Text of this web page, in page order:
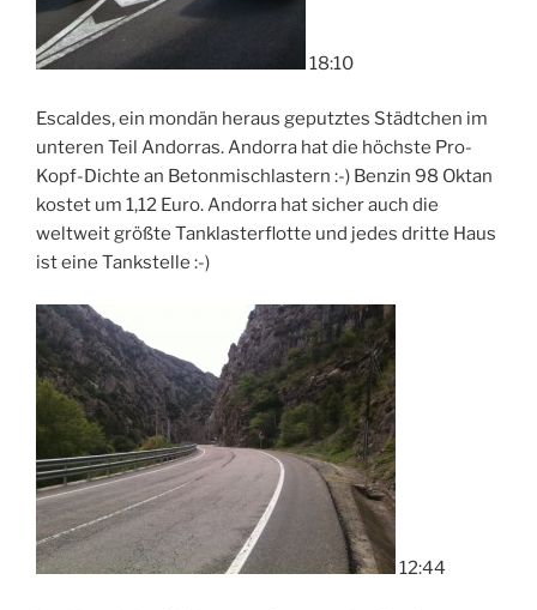
18:10
Escaldes, ein mondän heraus geputztes Städtchen im
unteren Teil Andorras. Andorra hat die höchste Pro-
Kopf-Dichte an Betonmischlastern :-) Benzin 98 Oktan
kostet um 1,12 Euro. Andorra hat sicher auch die
weltweit größte Tanklasterflotte und jedes dritte Haus
ist eine Tankstelle :-)
12:44